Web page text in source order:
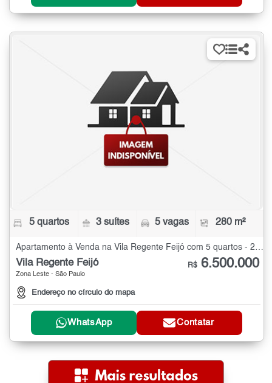
5 quartos 3 suítes 5 vagas 280 m²
Apartamento à Venda na Vila Regente Feijó com 5 quartos - 280 m²
Vila Regente Feijó
Zona Leste - São Paulo
Endereço no círculo do mapa
R$ 6.500.000
WhatsApp Contatar